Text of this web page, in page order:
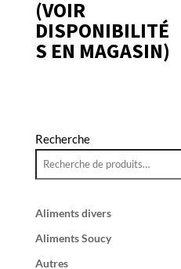
(VOIR
DISPONIBILITÉ
S EN MAGASIN)
Recherche
Aliments divers
Aliments Soucy
Autres